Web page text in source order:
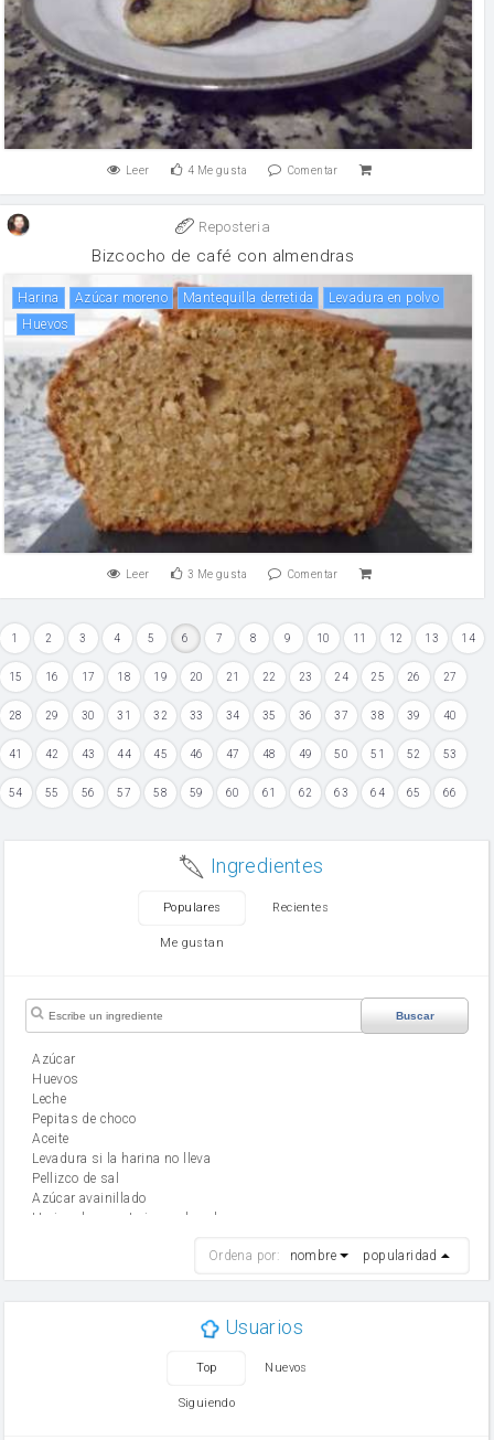
Leer 4 Me gusta Comentar
Reposteria
Bizcocho de café con almendras
harina Azúcar moreno Mantequilla derretida
levadura en polvo
huevos
Leer 3 Me gusta Comentar
1 2 3 4 5 6 7 8 9 10 11 12 13 14
15 16 17 18 19 20 21 22 23 24 25 26 27
28 29 30 31 32 33 34 35 36 37 38 39 40
41 42 43 44 45 46 47 48 49 50 51 52 53
54 55 56 57 58 59 60 61 62 63 64 65 66
Ingredientes
Populares Recientes
Me gustan
Buscar
Azúcar
huevos
leche
Pepitas de choco
aceite
Levadura si la harina no lleva
Pellizco de sal
Azúcar avainillado
Harina de reposteria con levadura
mantequilla
Ordena por: nombre popularidad
Usuarios
Top Nuevos
Siguiendo